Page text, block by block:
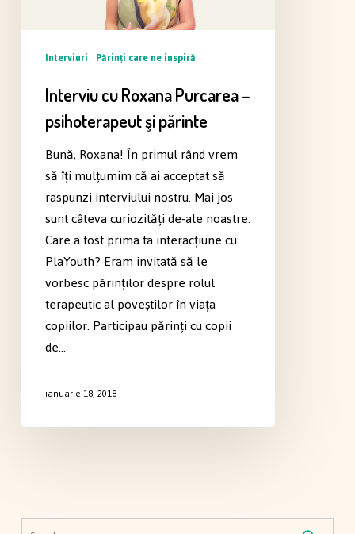
Interviuri Părinți care ne inspiră
Interviu cu Roxana Purcarea –
psihoterapeut şi părinte
Bună, Roxana! În primul rând vrem
să îţi mulţumim că ai acceptat să
raspunzi interviului nostru. Mai jos
sunt câteva curiozităţi de-ale noastre.
Care a fost prima ta interacţiune cu
PlaYouth? Eram invitată să le
vorbesc părinților despre rolul
terapeutic al poveștilor în viața
copiilor. Participau părinți cu copii
de…
ianuarie 18, 2018